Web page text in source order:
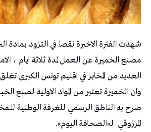
شهدت الفترة الاخيرة نقصا في التزود بمادة
مصنع الخميرة عن العمل لمدة ثلاثة ايام ،
العديد من المخابز في اقليم تونس الكبرى تغلق
وان الخميرة تعتبر من المواد الاولية لصنع
صرح به الناطق الرسمي للغرفة الوطنية
المرزوقي لـ«الصحافة اليوم».